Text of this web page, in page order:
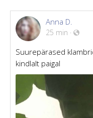
Anna D.
25 min ·
Suurepärased
kindlalt paigal